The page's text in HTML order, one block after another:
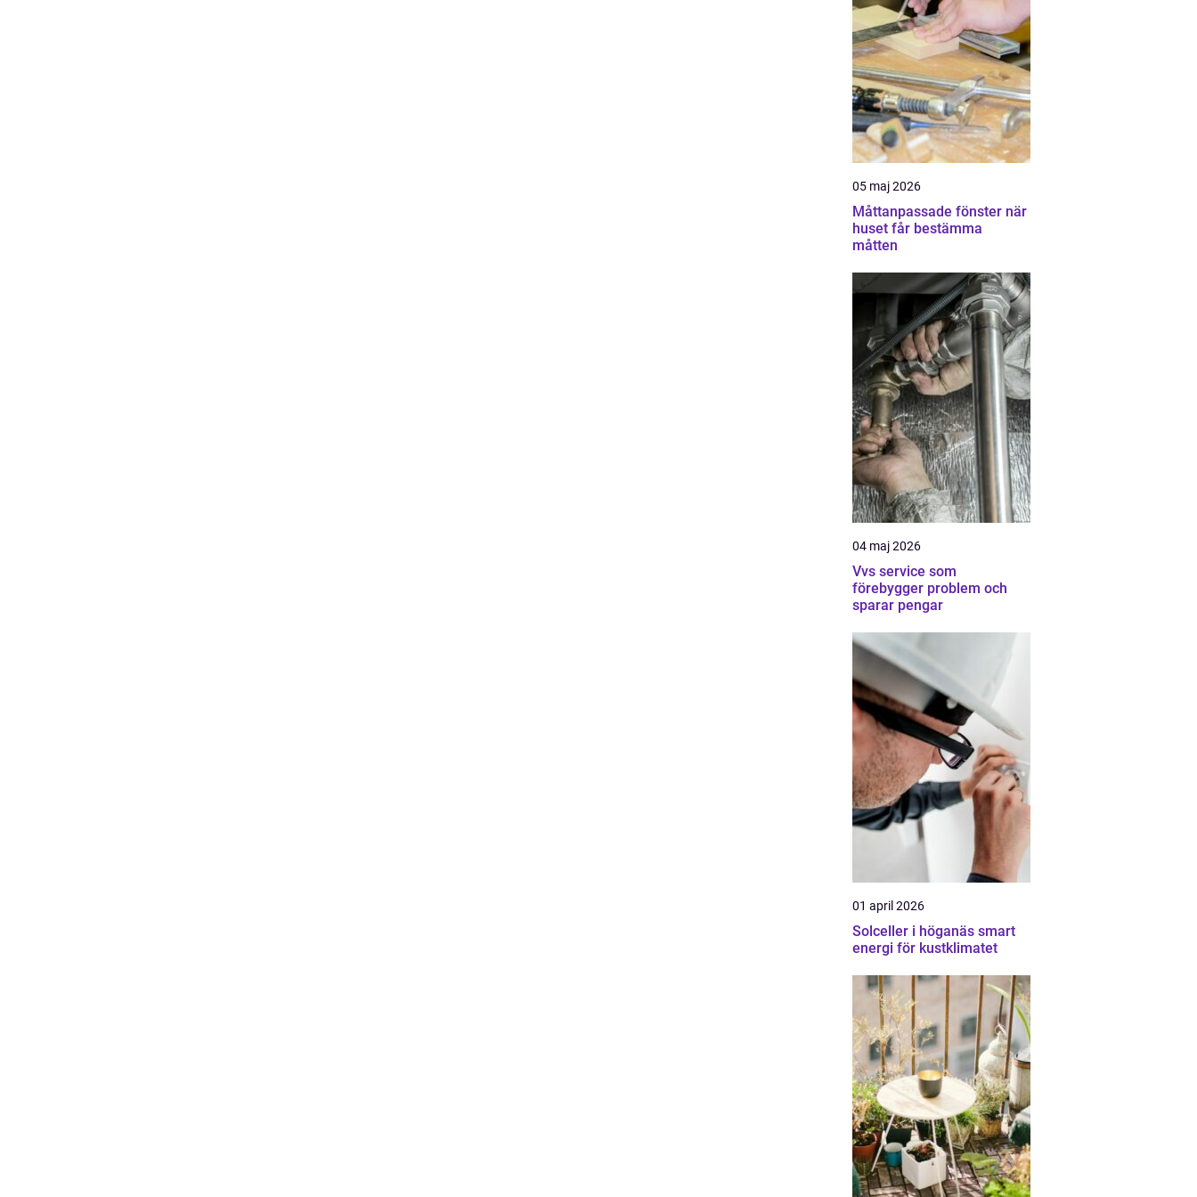
05 maj 2026
Måttanpassade fönster när
huset får bestämma
måtten
04 maj 2026
Vvs service som
förebygger problem och
sparar pengar
01 april 2026
Solceller i höganäs smart
energi för kustklimatet